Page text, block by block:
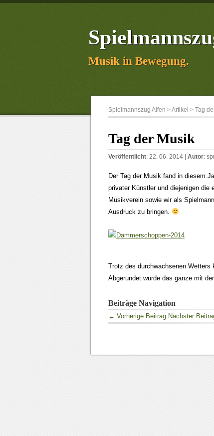
Musik in Bewegung.
Spielmannszug Alfen >Artikel > Tag
Tag der Musik
Veröffentlicht: 22. 06. 2014 | Autor:
Der Tag der Musik fand in diesem
privater Künstler und diejenigen die
Musikverein sowie wir als
Ausdruck zu bringen.
Trotz des durchwachsenen Wetters
Abgerundet wurde das ganze mit
Beiträge Navigation
← Vorherige Beitrag Nächster